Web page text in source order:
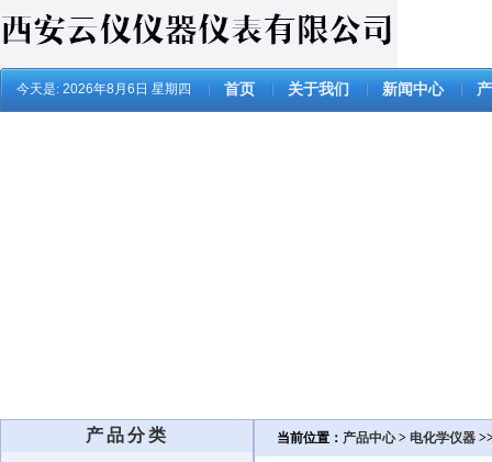
今天是: 2026年8月6日 星期四 首页 关于我们 新闻中心
产品分类 当前位置： 产品中心> 电化学仪器